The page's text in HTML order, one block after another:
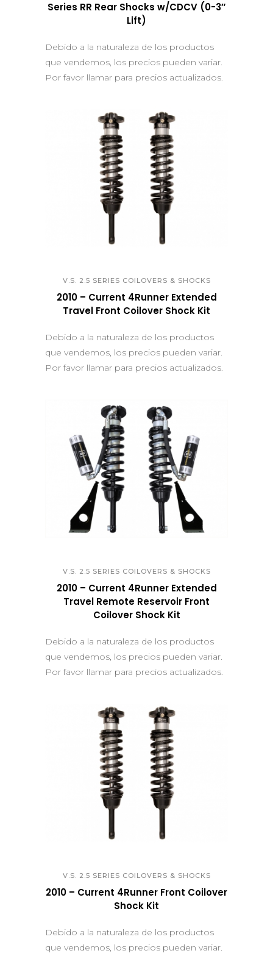
Series RR Rear Shocks w/CDCV (0-3″
Lift)
Debido a la naturaleza de los productos
que vendemos, los precios pueden variar.
Por favor llamar para precios actualizados.
QUICK VIEW
V.S. 2.5 SERIES COILOVERS & SHOCKS
2010 – Current 4Runner Extended
Travel Front Coilover Shock Kit
Debido a la naturaleza de los productos
que vendemos, los precios pueden variar.
Por favor llamar para precios actualizados.
QUICK VIEW
V.S. 2.5 SERIES COILOVERS & SHOCKS
2010 – Current 4Runner Extended
Travel Remote Reservoir Front
Coilover Shock Kit
Debido a la naturaleza de los productos
que vendemos, los precios pueden variar.
Por favor llamar para precios actualizados.
QUICK VIEW
V.S. 2.5 SERIES COILOVERS & SHOCKS
2010 – Current 4Runner Front Coilover
Shock Kit
Debido a la naturaleza de los productos
que vendemos, los precios pueden variar.